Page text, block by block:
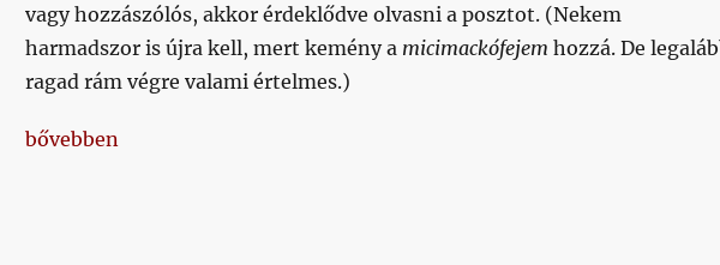
vagy hozzászólós, akkor érdeklődve olvasni a posztot. (Nekem
harmadszor is újra kell, mert kemény a micimackófejem hozzá. De
ragad rám végre valami értelmes.)
„Nem azt játsszák a fiúk, amire ígéretet kaptunk”
bővebben